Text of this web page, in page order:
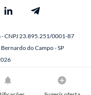
- CNPJ 23.895.251/0001-87
do Campo - SP